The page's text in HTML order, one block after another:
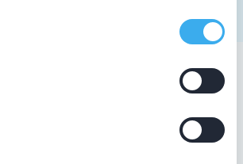
in Terborg ? In de lijst hierboven
in Terborg , die aantoonbaar